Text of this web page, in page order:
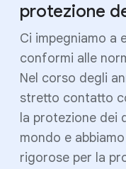
protezione
Ci impegniamo a
conformi alle
Nel corso degli
stretto contatto
la protezione dei
mondo e
rigorose per la